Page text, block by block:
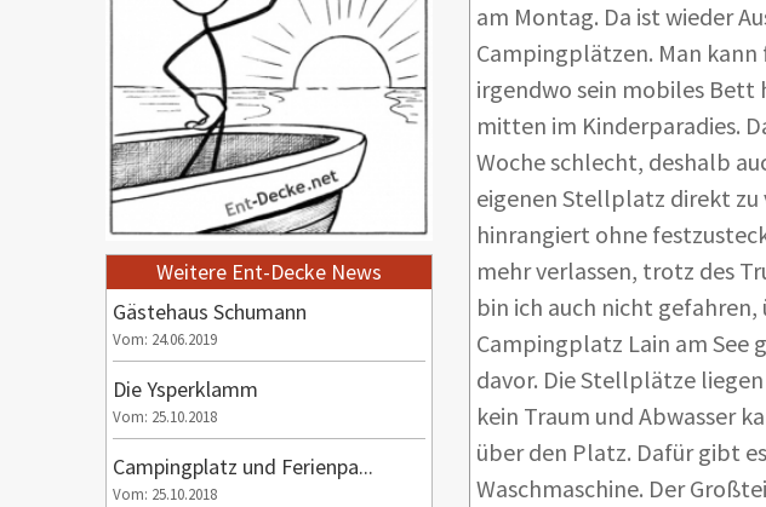
Weitere Ent-Decke News
Gästehaus Schumann
Vom: 24.06.2019
Die Ysperklamm
Vom: 25.10.2018
Campingplatz und Ferienpa...
Vom: 25.10.2018
am Montag. Da ist wieder
Campingplätzen. Man kann
irgendwo sein mobiles Bett
mitten im Kinderparadies.
Woche schlecht, deshalb
eigenen Stellplatz direkt zu
hinrangiert ohne
mehr verlassen, trotz des
bin ich auch nicht
Campingplatz Lain am See
davor. Die Stellplätze
kein Traum und Abwasser
über den Platz. Dafür gibt
Waschmaschine. Der